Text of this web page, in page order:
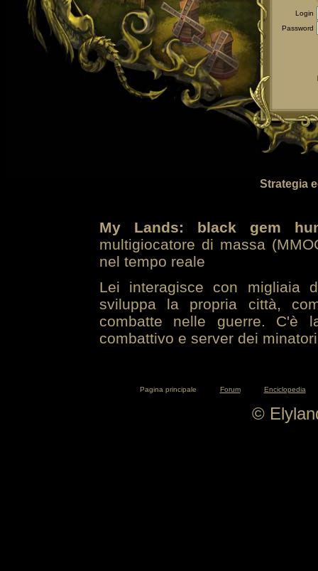
Login
Password
Strategia
My Lands: black gem
multigiocatore di massa
nel tempo reale
Lei interagisce con migliaia
sviluppa la propria città,
combatte nelle guerre. C'è
combattivo e server dei
Pagina principale Forum Enciclopedia
©